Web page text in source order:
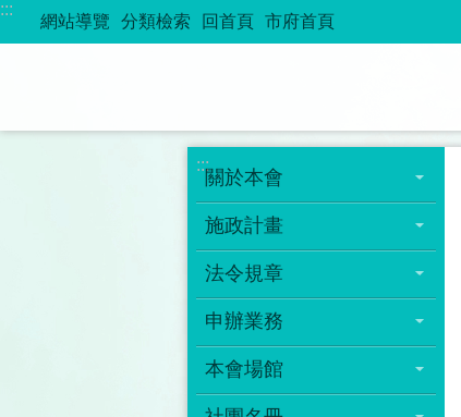
跳到主要內容區塊
:::
網站導覽 分類檢索 回首頁 市府首頁
:::
關於本會
施政計畫
法令規章
申辦業務
本會場館